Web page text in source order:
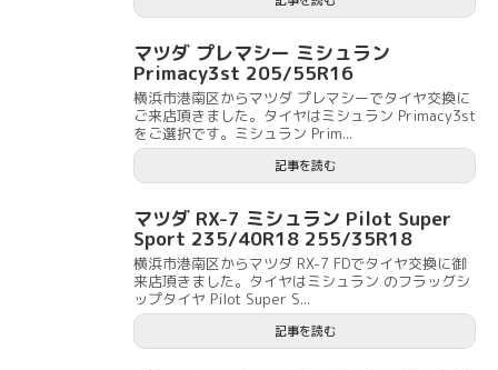
マツダ プレマシー ミシュラン
Primacy3st 205/55R16
横浜市港南区からマツダ プレマシーでタイヤ交換に
ご来店頂きました。タイヤはミシュラン Primacy3st
をご選択です。ミシュラン Prim...
記事を読む
マツダ RX-7 ミシュラン Pilot Super
Sport 235/40R18 255/35R18
横浜市港南区からマツダ RX-7 FDでタイヤ交換に御
来店頂きました。タイヤはミシュラン のフラッグシ
ップタイヤ Pilot Super S...
記事を読む